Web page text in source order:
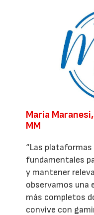
María
MM
“Las
fundamentales
y mantener
observamos una
más completos
convive con